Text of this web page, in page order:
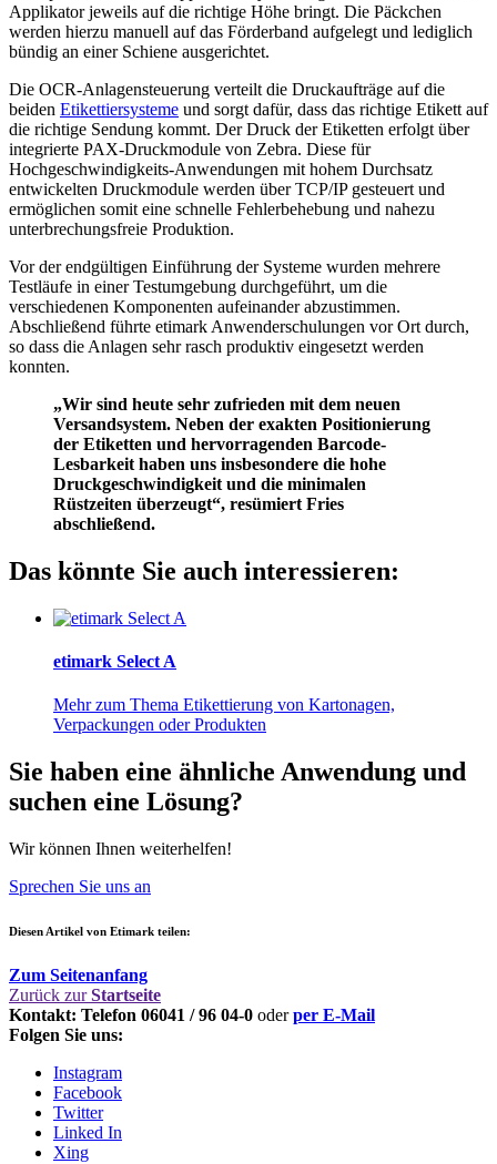
Applikator jeweils auf die richtige Höhe bringt. Die Päckchen
werden hierzu manuell auf das Förderband aufgelegt und lediglich
bündig an einer Schiene ausgerichtet.
Die OCR-Anlagensteuerung verteilt die Druckaufträge auf die
beiden Etikettiersysteme und sorgt dafür, dass das richtige Etikett auf
die richtige Sendung kommt. Der Druck der Etiketten erfolgt über
integrierte PAX-Druckmodule von Zebra. Diese für
Hochgeschwindigkeits-Anwendungen mit hohem Durchsatz
entwickelten Druckmodule werden über TCP/IP gesteuert und
ermöglichen somit eine schnelle Fehlerbehebung und nahezu
unterbrechungsfreie Produktion.
Vor der endgültigen Einführung der Systeme wurden mehrere
Testläufe in einer Testumgebung durchgeführt, um die
verschiedenen Komponenten aufeinander abzustimmen.
Abschließend führte etimark Anwenderschulungen vor Ort durch,
so dass die Anlagen sehr rasch produktiv eingesetzt werden
konnten.
„Wir sind heute sehr zufrieden mit dem neuen
Versandsystem. Neben der exakten Positionierung
der Etiketten und hervorragenden Barcode-
Lesbarkeit haben uns insbesondere die hohe
Druckgeschwindigkeit und die minimalen
Rüstzeiten überzeugt“, resümiert Fries
abschließend.
Das könnte Sie auch interessieren:
etimark Select A
Mehr zum Thema Etikettierung von Kartonagen,
Verpackungen oder Produkten
Sie haben eine ähnliche Anwendung und
suchen eine Lösung?
Wir können Ihnen weiterhelfen!
Sprechen Sie uns an
Diesen Artikel von Etimark teilen:
Zum Seitenanfang
Zurück zurStartseite
Kontakt: Telefon 06041 / 96 04-0 oderper E-Mail
Folgen Sie uns:
Instagram
Facebook
Twitter
Linked In
Xing